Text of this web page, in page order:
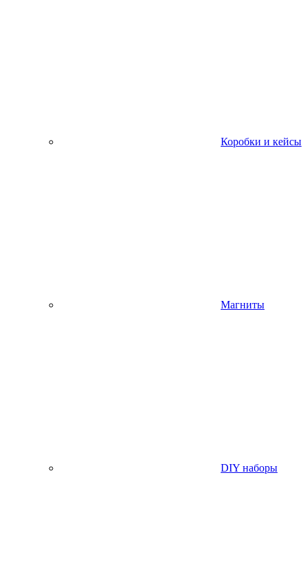
Коробки и кейсы
Магниты
DIY наборы